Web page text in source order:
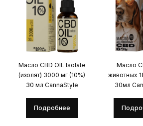
Масло CBD OIL Isolate
(изолят) 3000 мг (10%)
30 мл CannaStyle
Подробнее
Масло
животных
30мл